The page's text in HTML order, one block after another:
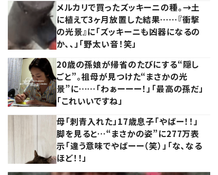
メルカリで買ったズッキーニの種。→土
に植えて3ヶ月放置した結果……『衝撃
の光景』に「ズッキーニも凶器になるの
か、、」「野太い音！笑」
20歳の孫娘が帰省のたびにする“隠し
ごと”。祖母が見つけた“まさかの光
景”に……「わぁーーー！」「最高の孫だ」
「これいいですね」
母「刺青入れた」17歳息子「やばー！！」
脚を見ると…“まさかの姿”に277万表
示「違う意味でやばーー（笑）」「な、なる
ほど！！」